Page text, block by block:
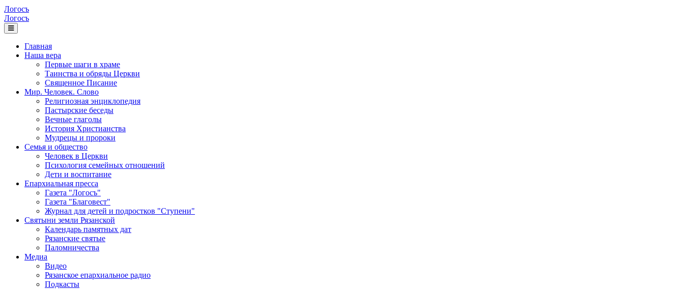
Логосъ
Логосъ
Главная
Наша вера
Первые шаги в храме
Таинства и обряды Церкви
Священное Писание
Мир. Человек. Слово
Религиозная энциклопедия
Пастырские беседы
Вечные глаголы
История Христианства
Мудрецы и пророки
Семья и общество
Человек в Церкви
Психология семейных отношений
Дети и воспитание
Епархиальная пресса
Газета "Логосъ"
Газета "Благовест"
Журнал для детей и подростков "Ступени"
Святыни земли Рязанской
Календарь памятных дат
Рязанские святые
Паломничества
Медиа
Видео
Рязанское епархиальное радио
Подкасты